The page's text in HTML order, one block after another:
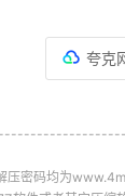
夸克
压密码均为